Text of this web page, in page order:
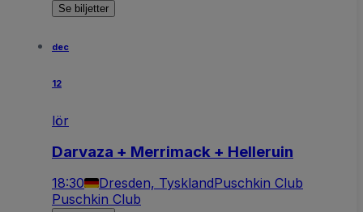
Se biljetter
dec
12
lör
Darvaza + Merrimack + Helleruin
18:30 Dresden, TysklandPuschkin Club
Puschkin Club